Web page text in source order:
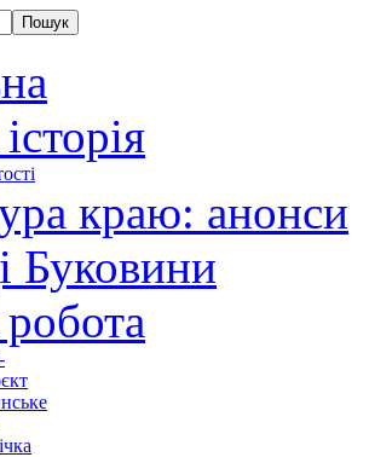
краю: анонси
Буковини